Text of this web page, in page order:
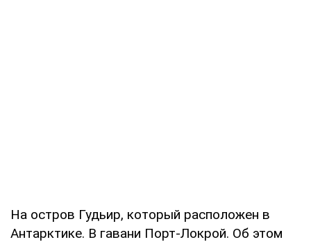
На остров Гудьир, который расположен в
Антарктике. В гавани Порт-Локрой. Об этом